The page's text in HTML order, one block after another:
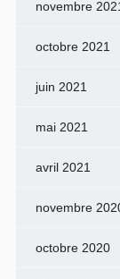
novembre
octobre 2021
juin 2021
mai 2021
avril 2021
novembre
octobre 2020